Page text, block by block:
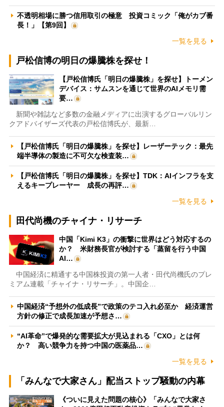
不透明相場に勝つ信用取引の極意 投資コミック「俺がカブ番
長！」【第9回】
一覧を見る
戸松信博の明日の爆騰株を探せ！
【戸松信博氏「明日の爆騰株」を探せ】トーメン
デバイス：サムスンを通じて世界のAIメモリ需
要…
新聞や雑誌など多数の金融メディアに出演するグローバルリン
クアドバイザーズ代表の戸松信博氏が、最新…
【戸松信博氏「明日の爆騰株」を探せ】レーザーテック：最先
端半導体の製造に不可欠な検査装…
【戸松信博氏「明日の爆騰株」を探せ】TDK：AIインフラを支
えるキープレーヤー 成長の再評…
一覧を見る
田代尚機のチャイナ・リサーチ
中国「Kimi K3」の衝撃に世界はどう対応するの
か？ 米財務長官が検討する「蒸留を行う中国
AI…
中国経済に精通する中国株投資の第一人者・田代尚機氏のプレ
ミアム連載「チャイナ・リサーチ」。中国企…
中国経済“予想外の低成長”で政策のテコ入れ必至か 経済運営
方針の修正で成長加速が予想さ…
“AI革命”で爆発的な需要拡大が見込まれる「CXO」とは何
か？ 高い競争力を持つ中国の医薬品…
一覧を見る
「みんなで大家さん」配当ストップ騒動の内幕
《ついに見えた問題の核心》「みんなで大家さ